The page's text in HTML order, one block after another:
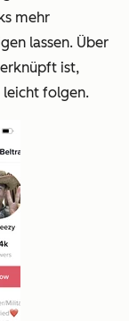
mehr
lassen. Über
ist,
leicht folgen.